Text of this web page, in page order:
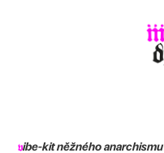
vibe-kit něžného anarchismu